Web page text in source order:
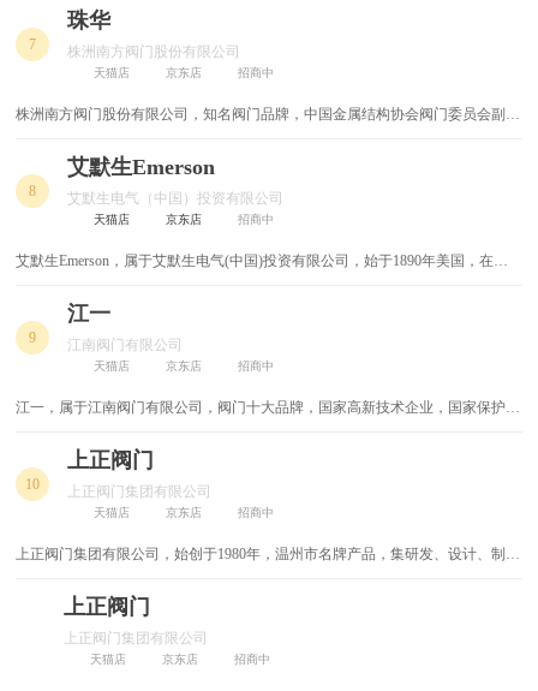
油锯
角阀
五金
角磨机 雕刻机
钢丝绳
热熔胶枪
开关面板
7
珠华
株洲南方阀门股份有限公司
天猫店 京东店 招商中
株洲南方阀门股份有限公司，知名阀门品牌，中国金属结构协会阀门委员会副主
门工程技术研究中心
8
艾默生Emerson
艾默生电气（中国）投资有限公司
天猫店 京东店 招商中
艾默生Emerson，属于艾默生电气(中国)投资有限公司，始于1890年美国，在过
新性的解决方案。
9
江一
江南阀门有限公司
天猫店 京东店 招商中
江一，属于江南阀门有限公司，阀门十大品牌，国家高新技术企业，国家保护商
企业500强，中国阀门协会副理事长单位。
10
上正阀门
上正阀门集团有限公司
天猫店 京东店 招商中
上正阀门集团有限公司，始创于1980年，温州市名牌产品，集研发、设计、制
上正阀门
上正阀门集团有限公司
天猫店 京东店 招商中